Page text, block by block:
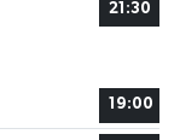
21:30
19:00